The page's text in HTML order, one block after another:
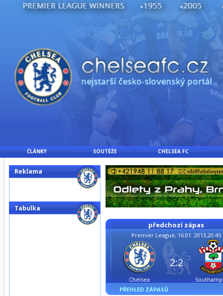
ČLÁNKY SOUTĚŽE CHELSEA FC
předchozí zápas
Premier League, 16.01. 2013,20:45
Chelsea
2:2
PŘEHLED ZÁPASŮ
Reklama
Tabulka